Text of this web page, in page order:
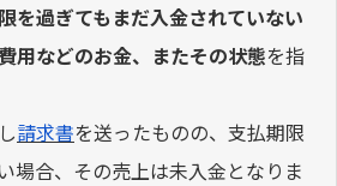
を過ぎてもまだ入金されていない
用などのお金、またその状態を指
請求書を送ったものの、支払期限
場合、その売上は未入金となりま